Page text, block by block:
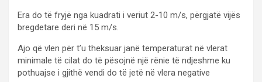
Era do të fryjë nga kuadrati i veriut 2-10 m/s, përgjatë vijës
bregdetare deri në 15 m/s.
Ajo që vlen për t’u theksuar janë temperaturat në vlerat
minimale të cilat do të pësojnë një rënie të ndjeshme ku
pothuajse i gjithë vendi do të jetë në vlera negative